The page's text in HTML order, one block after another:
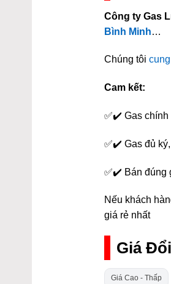
Công ty Gas
Bình Minh…
Chúng tôi
Cam kết:
✅✔️ Gas chính
✅✔️ Gas đủ
✅✔️ Bán đúng
Nếu khách
giá rẻ nhất
Giá
Giá Cao - Thấp